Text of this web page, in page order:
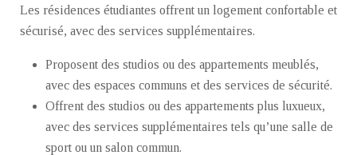
Les résidences étudiantes offrent un logement confortable et
sécurisé, avec des services supplémentaires.
Proposent des studios ou des appartements meublés,
avec des espaces communs et des services de sécurité.
Offrent des studios ou des appartements plus luxueux,
avec des services supplémentaires tels qu’une salle de
sport ou un salon commun.